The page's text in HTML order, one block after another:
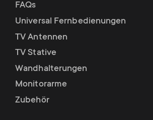
FAQs
Universal Fernbedienungen
TV Antennen
TV Stative
Wandhalterungen
Monitorarme
Zubehör